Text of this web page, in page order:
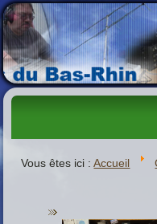
Vous êtes ici :Accueil